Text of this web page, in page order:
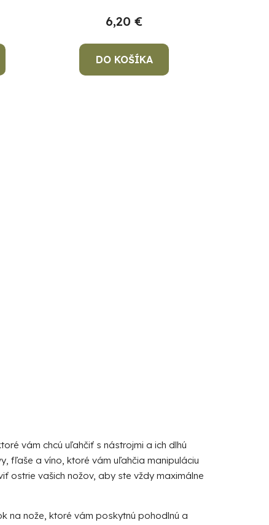
6,20 €
DO KOŠÍKA
vám chcú uľahčiť s nástrojmi a ich dlhú
fľaše a víno, ktoré vám uľahčia manipuláciu
ostrie vašich nožov, aby ste vždy maximálne
na nože, ktoré vám poskytnú pohodlnú a